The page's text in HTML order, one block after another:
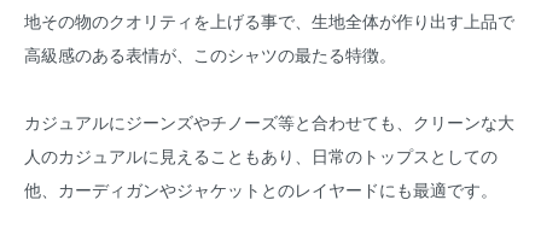
地その物のクオリティを上げる事で、生地全体が作り出す上品で
高級感のある表情が、このシャツの最たる特徴。
カジュアルにジーンズやチノーズ等と合わせても、クリーンな大
人のカジュアルに見えることもあり、日常のトップスとしての
他、カーディガンやジャケットとのレイヤードにも最適です。